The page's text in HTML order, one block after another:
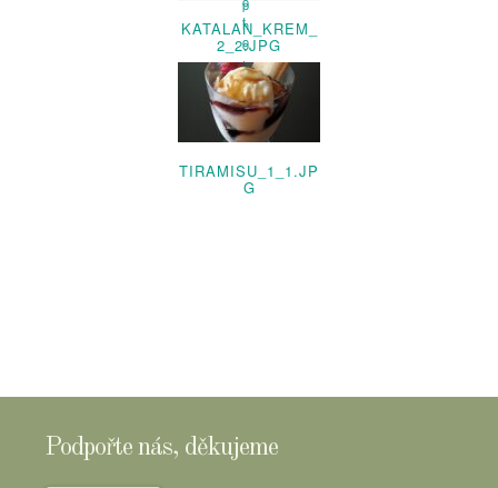
KATALAN_KREM_
2_2.JPG
TIRAMISU_1_1.JP
G
Podpořte nás, děkujeme